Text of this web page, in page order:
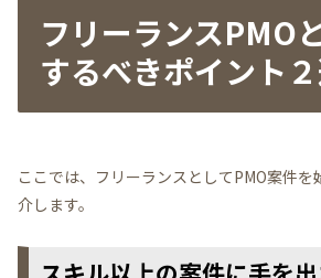
フリーランスPMO
するべきポイント
ここでは、フリーランスとしてPMO案件
介します。